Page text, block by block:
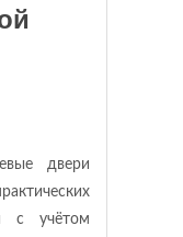
двери
с учётом